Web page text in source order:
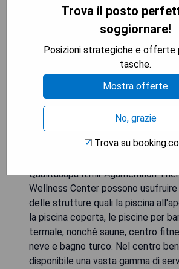
Wyndham Grand İzmir Özdilek è un
cinque stelle situato sulle rive della
Le camere dell'hotel, decorate in
offrono una vista panoramica sul
natura e sulla città. Sono dotate di
condizionata, TV satellitare e
alta velocità gratuita. La struttura
parcheggio privato gratuito sia al
Qualitasspa Izmir Agamemnon
Wellness Center possono
delle strutture quali la piscina
la piscina coperta, le piscine per
termale, nonché saune, centro
neve e bagno turco. Nel centro
disponibile una vasta gamma di
Trova il posto
soggiornare!
Posizioni strategiche e
tasche.
Mostra offerte
No, grazie
Trova su